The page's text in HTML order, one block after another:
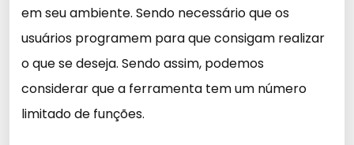
em seu ambiente. Sendo necessário que os
usuários programem para que consigam realizar
o que se deseja. Sendo assim, podemos
considerar que a ferramenta tem um número
limitado de funções.